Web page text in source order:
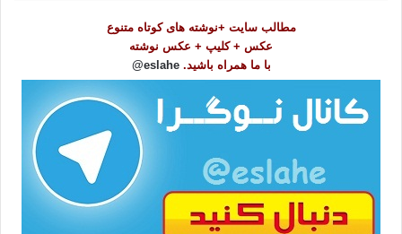
مطالب سایت +نوشته های کوتاه متنوع
عکس + کلیپ + عکس نوشته
با ما همراه باشید. eslahe@